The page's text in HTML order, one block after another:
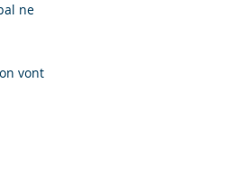
ne
vont